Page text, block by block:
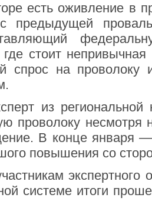
есть оживление в
предыдущей
стоит непривычная
спрос на проволоку
из
проволоку несмотря
В конце января
повышения со
экспертного
системе итоги